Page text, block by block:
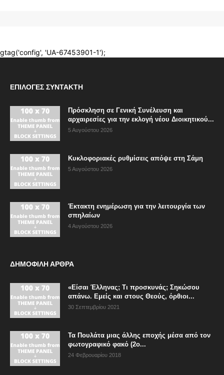
ΕΠΙΛΟΓΈΣ ΣΥΝΤΆΚΤΗ
Πρόσκληση σε Γενική Συνέλευση και
αρχαιρεσίες για την εκλογή νέου Διοικητικού...
5 Αυγούστου 2026
Κυκλοφοριακές ρυθμίσεις απόψε στη Σάμη
5 Αυγούστου 2026
Έκτακτη ενημέρωση για την λειτουργία των
σπηλαίων
4 Αυγούστου 2026
ΔΗΜΟΦΙΛΗ ΑΡΘΡΑ
«Είσαι Έλληνας; Τι προσκυνάς; Σηκώσου
απάνω. Εμείς και στους Θεούς, όρθιοι...
30 Σεπτεμβρίου 2021
Τα Πουλάτα μιας άλλης εποχής μέσα από τον
φωτογραφικό φακό (2ο...
24 Φεβρουαρίου 2018